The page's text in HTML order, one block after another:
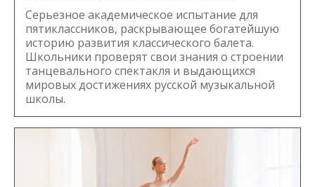
Серьезное академическое испытание для
пятиклассников, раскрывающее богатейшую
историю развития классического балета.
Школьники проверят свои знания о строении
танцевального спектакля и выдающихся
мировых достижениях русской музыкальной
школы.